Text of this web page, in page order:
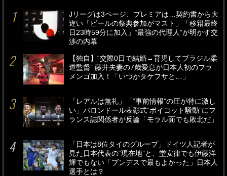
Jリーグは3ページ、プレミアは…契約書から大
違い「ビールの祭典参加がマスト」「移籍最終
日23時59分に加入」“最強の代理人”が明かす交
渉の内幕
【独自】“交際0日で結婚→育児してブラジル柔
道監督” 藤井夫妻の7歳愛息が日本人初のフラ
メンゴ加入！「いつかタケフサと…」
「レアルは無礼」「“事前情報”の圧が特に激し
い」バロンドール表彰式“ボイコット騒動”にフ
ランス誌関係者が反論「モラル面でも敗北だ」
「日本は8位タイのグループ」ドイツ人記者が
見た日本代表の“現在地”と、堂安律でも伊藤洋
輝でもない「ブンデスで最もよかった」日本人
選手とは？